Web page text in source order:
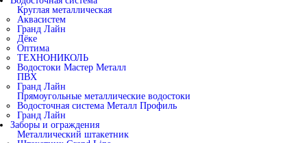
Круглая металлическая
Аквасистем
Гранд Лайн
Дёке
Оптима
ТЕХНОНИКОЛЬ
Водостоки Мастер Металл
ПВХ
Гранд Лайн
Прямоугольные металлические водостоки
Водосточная система Металл Профиль
Гранд Лайн
Заборы и ограждения
Металлический штакетник